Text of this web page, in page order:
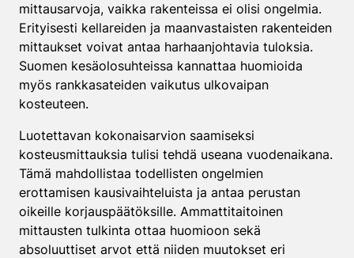
mittausarvoja, vaikka rakenteissa ei olisi ongelmia.
Erityisesti kellareiden ja maanvastaisten rakenteiden
mittaukset voivat antaa harhaanjohtavia tuloksia.
Suomen kesäolosuhteissa kannattaa huomioida
myös rankkasateiden vaikutus ulkovaipan
kosteuteen.
Luotettavan kokonaisarvion saamiseksi
kosteusmittauksia tulisi tehdä useana vuodenaikana.
Tämä mahdollistaa todellisten ongelmien
erottamisen kausivaihteluista ja antaa perustan
oikeille korjauspäätöksille. Ammattitaitoinen
mittausten tulkinta ottaa huomioon sekä
absoluuttiset arvot että niiden muutokset eri